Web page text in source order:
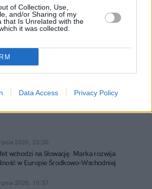
of Collection, Use,
and/or Sharing of my
that Is Unrelated with the
it was collected.
Data Access Privacy Policy
Celebryci Zakopane Tomasz Lis na żywo
2026, 23:30
wchodzi na Słowację. Marka rozwija
w Europie Środkowo-Wschodniej
2026, 10:37